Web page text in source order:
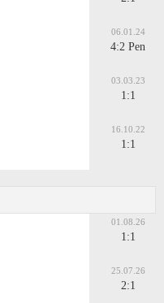
06.01.24
4:2 Pen
03.03.23
1:1
16.10.22
1:1
01.08.26
1:1
25.07.26
2:1